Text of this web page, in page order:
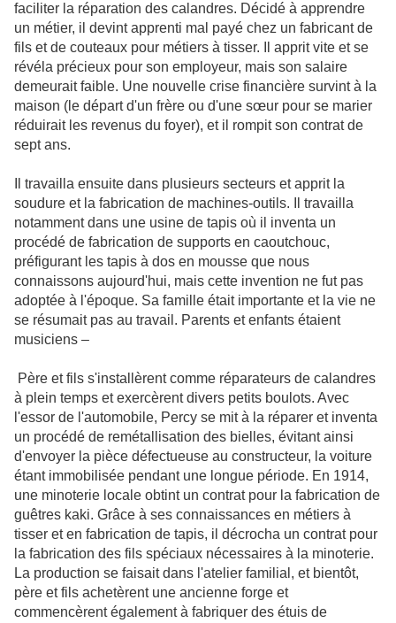
faciliter la réparation des calandres. Décidé à apprendre
un métier, il devint apprenti mal payé chez un fabricant de
fils et de couteaux pour métiers à tisser. Il apprit vite et se
révéla précieux pour son employeur, mais son salaire
demeurait faible. Une nouvelle crise financière survint à la
maison (le départ d'un frère ou d'une sœur pour se marier
réduirait les revenus du foyer), et il rompit son contrat de
sept ans.
Il travailla ensuite dans plusieurs secteurs et apprit la
soudure et la fabrication de machines-outils. Il travailla
notamment dans une usine de tapis où il inventa un
procédé de fabrication de supports en caoutchouc,
préfigurant les tapis à dos en mousse que nous
connaissons aujourd'hui, mais cette invention ne fut pas
adoptée à l'époque. Sa famille était importante et la vie ne
se résumait pas au travail. Parents et enfants étaient
musiciens –
Père et fils s'installèrent comme réparateurs de calandres
à plein temps et exercèrent divers petits boulots. Avec
l'essor de l'automobile, Percy se mit à la réparer et inventa
un procédé de remétallisation des bielles, évitant ainsi
d'envoyer la pièce défectueuse au constructeur, la voiture
étant immobilisée pendant une longue période. En 1914,
une minoterie locale obtint un contrat pour la fabrication de
guêtres kaki. Grâce à ses connaissances en métiers à
tisser et en fabrication de tapis, il décrocha un contrat pour
la fabrication des fils spéciaux nécessaires à la minoterie.
La production se faisait dans l'atelier familial, et bientôt,
père et fils achetèrent une ancienne forge et
commencèrent également à fabriquer des étuis de